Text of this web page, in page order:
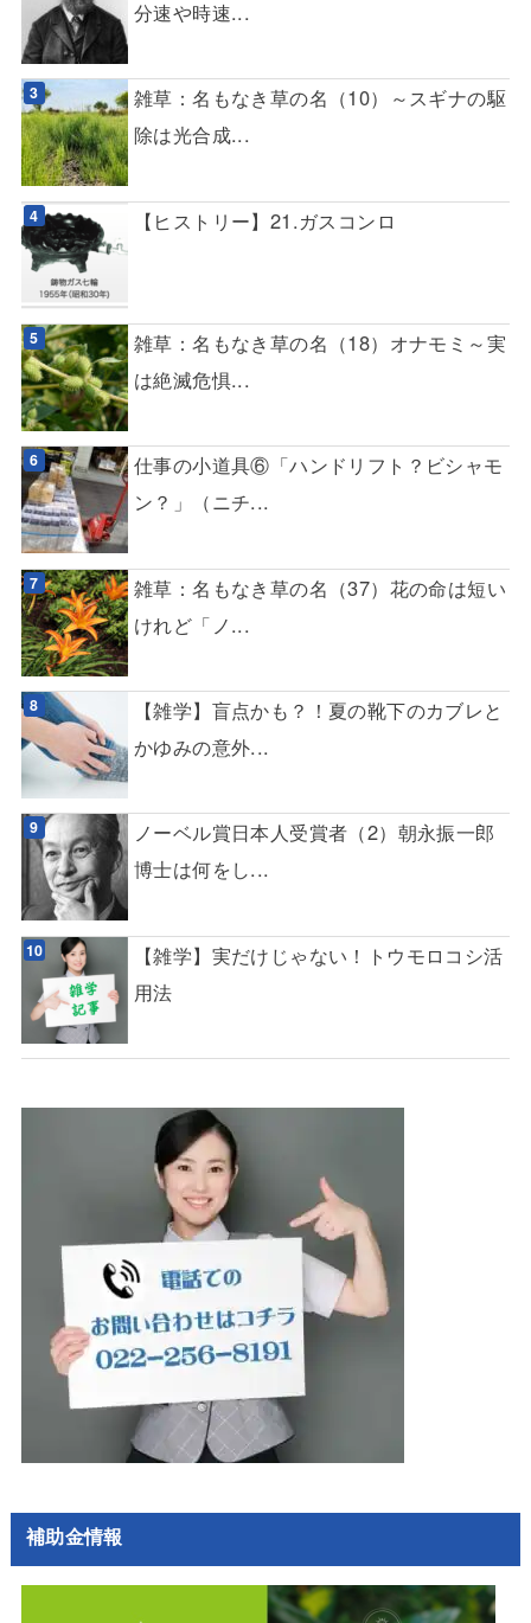
分速や時速...
雑草：名もなき草の名（10）～スギナの駆
除は光合成...
【ヒストリー】21.ガスコンロ
雑草：名もなき草の名（18）オナモミ～実
は絶滅危惧...
仕事の小道具⑥「ハンドリフト？ビシャモ
ン？」（ニチ...
雑草：名もなき草の名（37）花の命は短い
けれど「ノ...
【雑学】盲点かも？！夏の靴下のカブレと
かゆみの意外...
ノーベル賞日本人受賞者（2）朝永振一郎
博士は何をし...
【雑学】実だけじゃない！トウモロコシ活
用法
補助金情報